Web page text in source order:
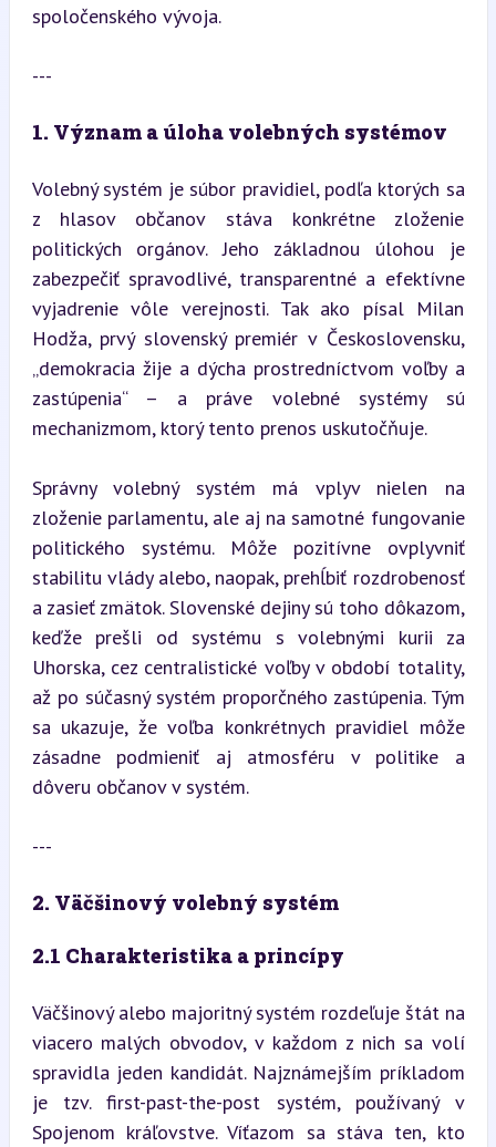
spoločenského vývoja.
---
1. Význam a úloha volebných systémov
Volebný systém je súbor pravidiel, podľa ktorých sa
z hlasov občanov stáva konkrétne zloženie
politických orgánov. Jeho základnou úlohou je
zabezpečiť spravodlivé, transparentné a efektívne
vyjadrenie vôle verejnosti. Tak ako písal Milan
Hodža, prvý slovenský premiér v Československu,
„demokracia žije a dýcha prostredníctvom voľby a
zastúpenia“ – a práve volebné systémy sú
mechanizmom, ktorý tento prenos uskutočňuje.
Správny volebný systém má vplyv nielen na
zloženie parlamentu, ale aj na samotné fungovanie
politického systému. Môže pozitívne ovplyvniť
stabilitu vlády alebo, naopak, prehĺbiť rozdrobenosť
a zasieť zmätok. Slovenské dejiny sú toho dôkazom,
keďže prešli od systému s volebnými kurii za
Uhorska, cez centralistické voľby v období totality,
až po súčasný systém proporčného zastúpenia. Tým
sa ukazuje, že voľba konkrétnych pravidiel môže
zásadne podmieniť aj atmosféru v politike a
dôveru občanov v systém.
---
2. Väčšinový volebný systém
2.1 Charakteristika a princípy
Väčšinový alebo majoritný systém rozdeľuje štát na
viacero malých obvodov, v každom z nich sa volí
spravidla jeden kandidát. Najznámejším príkladom
je tzv. first-past-the-post systém, používaný v
Spojenom kráľovstve. Víťazom sa stáva ten, kto